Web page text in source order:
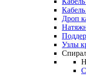
Дроп
Узлы